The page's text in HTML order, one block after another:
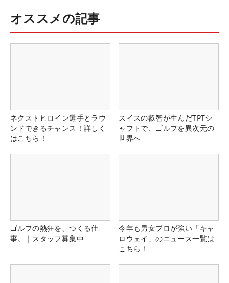
オススメの記事
ネクストヒロイン選手とラウ
ンドできるチャンス！詳しく
はこちら！
スイスの叡智が生んだTPTシ
ャフトで、ゴルフを異次元の
世界へ
ゴルフの熱狂を、つくる仕
事。｜スタッフ募集中
今年も男女プロが強い「キャ
ロウェイ」のニュース一覧は
こちら！